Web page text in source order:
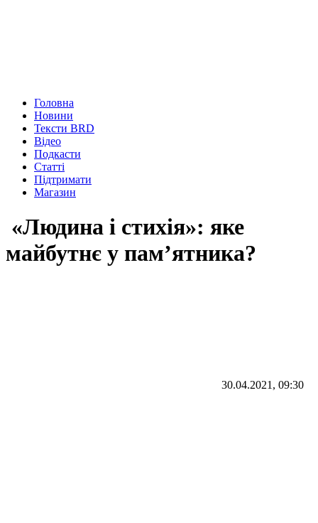
Головна
Новини
Тексти BRD
Відео
Подкасти
Статті
Підтримати
Магазин
«Людина і стихія»: яке
майбутнє у пам’ятника?
30.04.2021, 09:30